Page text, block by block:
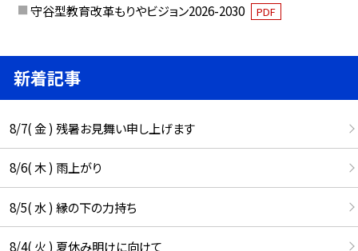
守谷型教育改革もりやビジョン2026-2030 PDF
新着記事
8/7( 金 ) 残暑お見舞い申し上げます
8/6( 木 ) 雨上がり
8/5( 水 ) 縁の下の力持ち
8/4( 火 ) 夏休み明けに向けて